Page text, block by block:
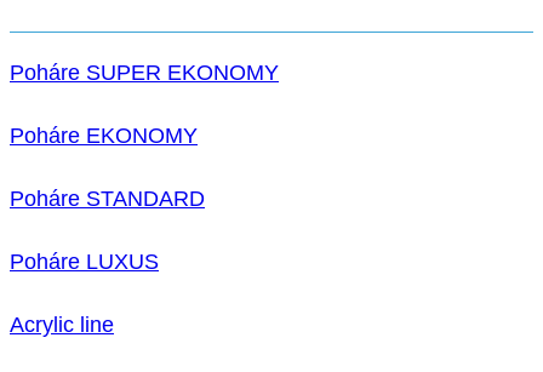
Poháre SUPER EKONOMY
Poháre EKONOMY
Poháre STANDARD
Poháre LUXUS
Acrylic line